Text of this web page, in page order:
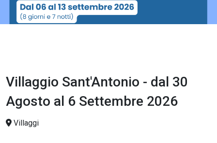
Villaggio Sant'Antonio - dal 30
Agosto al 6 Settembre 2026
Villaggi